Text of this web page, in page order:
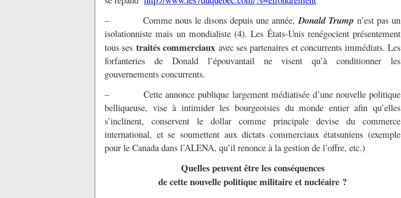
– Comme nous le disons depuis une année,Donald Trump n’est pas un
isolationniste mais un mondialiste (4). Les États-Unis renégocient présentement
tous ses traités commerciaux avec ses partenaires et concurrents immédiats. Les
forfanteries de Donald l’épouvantail ne visent qu’à conditionner les
gouvernements concurrents.
– Cette annonce publique largement médiatisée d’une nouvelle politique
belliqueuse, vise à intimider les bourgeoisies du monde entier afin qu’elles
s’inclinent, conservent le dollar comme principale devise du commerce
international, et se soumettent aux dictats commerciaux étatsuniens (exemple
pour le Canada dans l’ALENA, qu’il renonce à la gestion de l’offre, etc.)
Quelles peuvent être les conséquences
de cette nouvelle politique militaire et nucléaire ?